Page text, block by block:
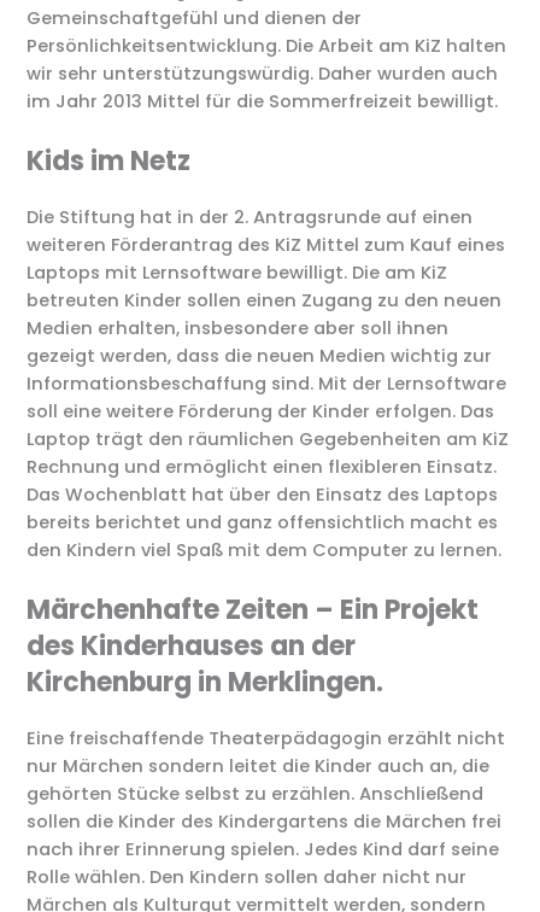
Gemeinschaftgefühl und dienen der
Persönlichkeitsentwicklung. Die Arbeit am KiZ halten
wir sehr unterstützungswürdig. Daher wurden auch
im Jahr 2013 Mittel für die Sommerfreizeit bewilligt.
Kids im Netz
Die Stiftung hat in der 2. Antragsrunde auf einen
weiteren Förderantrag des KiZ Mittel zum Kauf eines
Laptops mit Lernsoftware bewilligt. Die am KiZ
betreuten Kinder sollen einen Zugang zu den neuen
Medien erhalten, insbesondere aber soll ihnen
gezeigt werden, dass die neuen Medien wichtig zur
Informationsbeschaffung sind. Mit der Lernsoftware
soll eine weitere Förderung der Kinder erfolgen. Das
Laptop trägt den räumlichen Gegebenheiten am KiZ
Rechnung und ermöglicht einen flexibleren Einsatz.
Das Wochenblatt hat über den Einsatz des Laptops
bereits berichtet und ganz offensichtlich macht es
den Kindern viel Spaß mit dem Computer zu lernen.
Märchenhafte Zeiten – Ein Projekt
des Kinderhauses an der
Kirchenburg in Merklingen.
Eine freischaffende Theaterpädagogin erzählt nicht
nur Märchen sondern leitet die Kinder auch an, die
gehörten Stücke selbst zu erzählen. Anschließend
sollen die Kinder des Kindergartens die Märchen frei
nach ihrer Erinnerung spielen. Jedes Kind darf seine
Rolle wählen. Den Kindern sollen daher nicht nur
Märchen als Kulturgut vermittelt werden, sondern